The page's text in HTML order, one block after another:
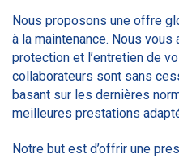
Nous proposons une offre
à la maintenance. Nous vous
protection et l’entretien de
collaborateurs sont sans
basant sur les dernières
meilleures prestations
Notre but est d’offrir une